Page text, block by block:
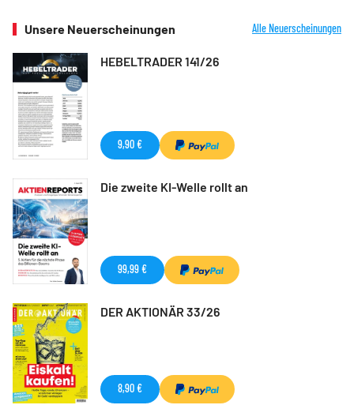
Unsere Neuerscheinungen Alle Neuerscheinungen
HEBELTRADER 141/26
9,90 €
Die zweite KI-Welle rollt an
99,99 €
DER AKTIONÄR 33/26
8,90 €